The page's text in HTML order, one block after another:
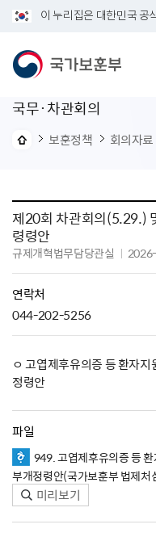
이 누리집은 대한민국 공
국무·차관회의
보훈정책 회의자료
제20회 차관회의(5.29.)
령령안
규제개혁법무담당관실
연락처
044-202-5256
ㅇ 고엽제후유의증 등 환자
정령안
파일
949. 고엽제후유의증 등
부개정령안(국가보훈부 법제
미리보기